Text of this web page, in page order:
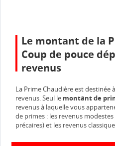
Le montant de la
Coup de pouce
revenus
La Prime Chaudière est destinée
revenus. Seul le montant de
revenus à laquelle vous
de primes : les revenus
précaires) et les revenus